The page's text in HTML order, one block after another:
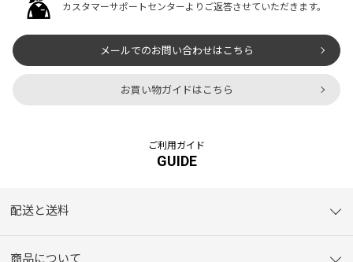
カスタマーサポートセンターよりご返答させていただきます。
メールでのお問い合わせはこちら
お買い物ガイドはこちら
ご利用ガイド
GUIDE
配送と送料
商品について